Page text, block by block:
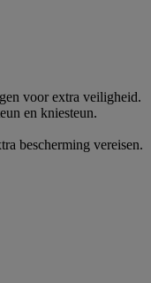
voor extra veiligheid.
en kniesteun.
bescherming vereisen.